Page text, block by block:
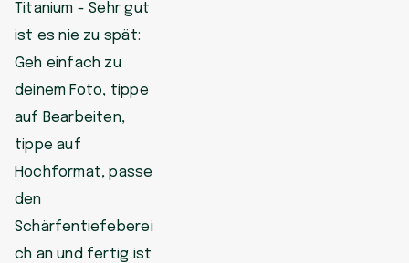
Titanium - Sehr gut
ist es nie zu spät:
Geh einfach zu
deinem Foto, tippe
auf Bearbeiten,
tippe auf
Hochformat, passe
den
Schärfentiefeberei
ch an und fertig ist